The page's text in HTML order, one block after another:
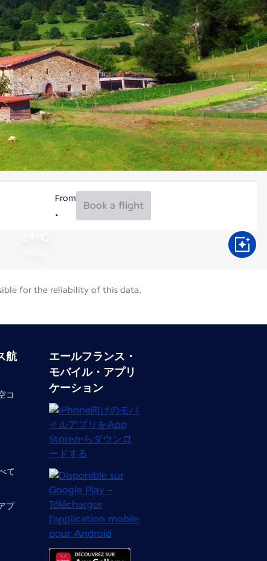
From
Book a flight
for the reliability of this data.
航
コ
て
プ
エールフランス・
モバイル・アプリ
ケーション